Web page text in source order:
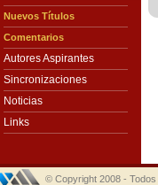
Nuevos Títulos
Comentarios
Autores Aspirantes
Sincronizaciones
Noticias
Links
© Copyright 2008 -